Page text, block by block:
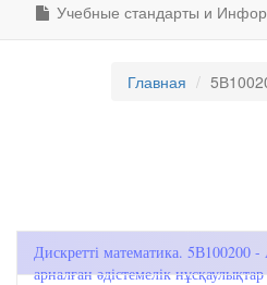
Учебные стандарты и
Главная
Дискретті математика. 5В100200
арналған әдістемелік